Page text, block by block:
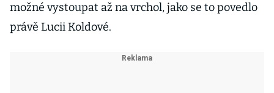
možné vystoupat až na vrchol, jako se to povedlo
právě Lucii Koldové.